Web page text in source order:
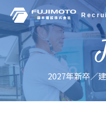
2027年新卒／